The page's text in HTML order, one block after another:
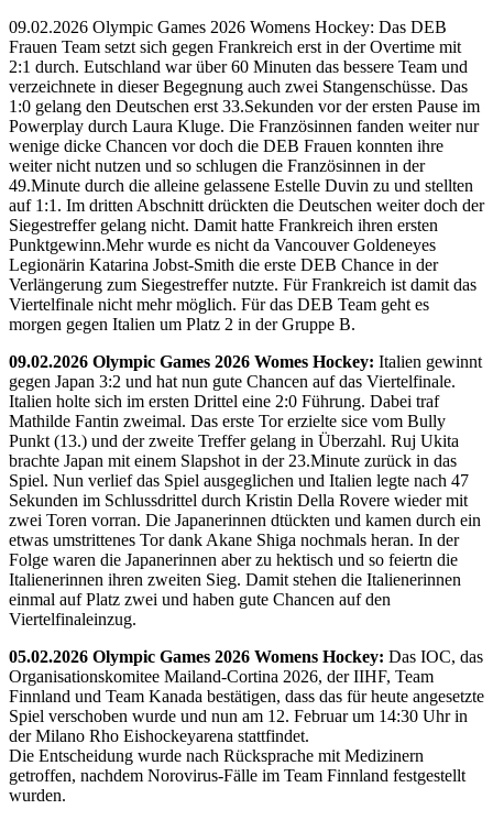
09.02.2026 Olympic Games 2026 Womens Hockey: Das DEB
Frauen Team setzt sich gegen Frankreich erst in der Overtime mit
2:1 durch. Eutschland war über 60 Minuten das bessere Team und
verzeichnete in dieser Begegnung auch zwei Stangenschüsse. Das
1:0 gelang den Deutschen erst 33.Sekunden vor der ersten Pause im
Powerplay durch Laura Kluge. Die Französinnen fanden weiter nur
wenige dicke Chancen vor doch die DEB Frauen konnten ihre
weiter nicht nutzen und so schlugen die Französinnen in der
49.Minute durch die alleine gelassene Estelle Duvin zu und stellten
auf 1:1. Im dritten Abschnitt drückten die Deutschen weiter doch der
Siegestreffer gelang nicht. Damit hatte Frankreich ihren ersten
Punktgewinn.Mehr wurde es nicht da Vancouver Goldeneyes
Legionärin Katarina Jobst-Smith die erste DEB Chance in der
Verlängerung zum Siegestreffer nutzte. Für Frankreich ist damit das
Viertelfinale nicht mehr möglich. Für das DEB Team geht es
morgen gegen Italien um Platz 2 in der Gruppe B.
09.02.2026 Olympic Games 2026 Womes Hockey: Italien gewinnt
gegen Japan 3:2 und hat nun gute Chancen auf das Viertelfinale.
Italien holte sich im ersten Drittel eine 2:0 Führung. Dabei traf
Mathilde Fantin zweimal. Das erste Tor erzielte sice vom Bully
Punkt (13.) und der zweite Treffer gelang in Überzahl. Ruj Ukita
brachte Japan mit einem Slapshot in der 23.Minute zurück in das
Spiel. Nun verlief das Spiel ausgeglichen und Italien legte nach 47
Sekunden im Schlussdrittel durch Kristin Della Rovere wieder mit
zwei Toren vorran. Die Japanerinnen dtückten und kamen durch ein
etwas umstrittenes Tor dank Akane Shiga nochmals heran. In der
Folge waren die Japanerinnen aber zu hektisch und so feiertn die
Italienerinnen ihren zweiten Sieg. Damit stehen die Italienerinnen
einmal auf Platz zwei und haben gute Chancen auf den
Viertelfinaleinzug.
05.02.2026 Olympic Games 2026 Womens Hockey: Das IOC, das
Organisationskomitee Mailand-Cortina 2026, der IIHF, Team
Finnland und Team Kanada bestätigen, dass das für heute angesetzte
Spiel verschoben wurde und nun am 12. Februar um 14:30 Uhr in
der Milano Rho Eishockeyarena stattfindet.
Die Entscheidung wurde nach Rücksprache mit Medizinern
getroffen, nachdem Norovirus-Fälle im Team Finnland festgestellt
wurden.